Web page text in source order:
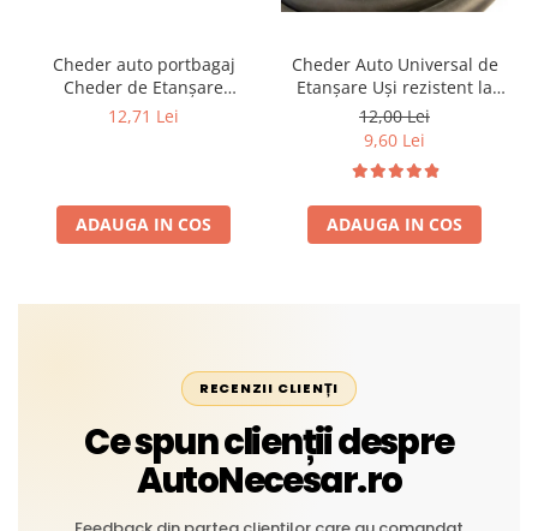
Cheder auto portbagaj
Cheder de Etanșare
Profesional din Cauciuc -
Liniar
12,71 Lei
ADAUGA IN COS
Cheder Auto Universal de
Etanșare Uși rezistent la
intemperii, raze UV,
îmbătrânire și temperaturi
extreme
12,00 Lei
9,60 Lei
ADAUGA IN COS
RECENZII CLIENȚI
Ce spun clienții despre
AutoNecesar.ro